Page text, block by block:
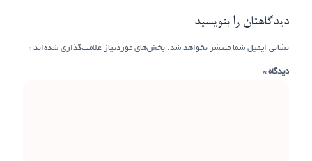
دیدگاهتان را بنویسید
نشانی ایمیل شما منتشر نخواهد شد. بخش‌های موردنیاز علامت‌گذاری شده‌اند *
دیدگاه*